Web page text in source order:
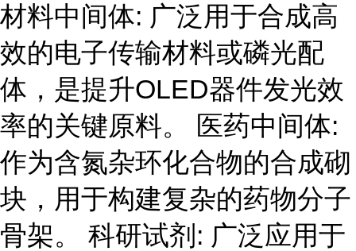
材料中间体: 广泛用于合成高
效的电子传输材料或磷光配
体，是提升OLED器件发光效
率的关键原料。 医药中间体:
作为含氮杂环化合物的合成砌
块，用于构建复杂的药物分子
骨架。 科研试剂: 广泛应用于